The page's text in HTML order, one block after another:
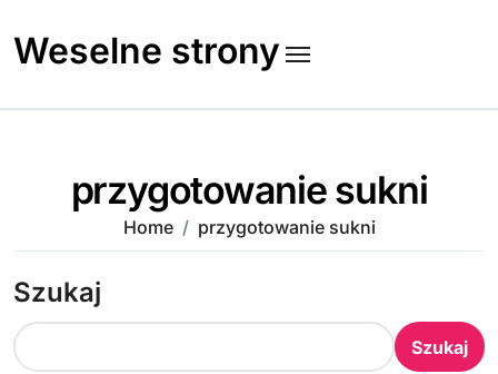
to
content
Weselne strony
przygotowanie sukni
Home przygotowanie sukni
Szukaj
Szukaj